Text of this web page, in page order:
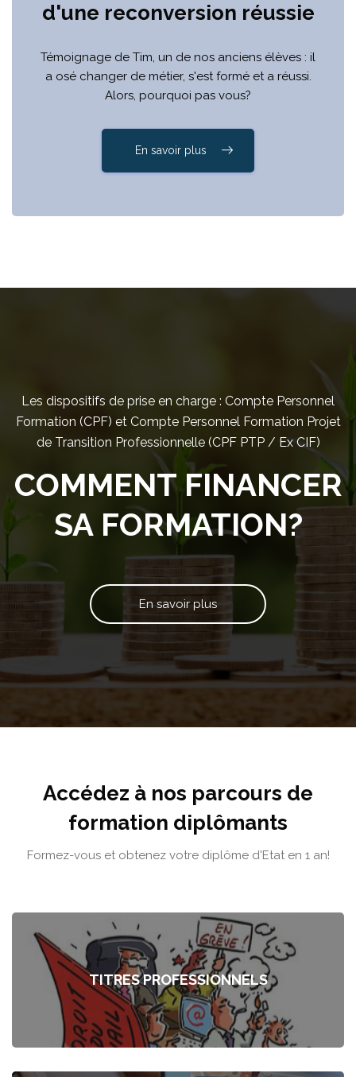
d'une reconversion réussie
Témoignage de Tim, un de nos anciens élèves : il
a osé changer de métier, s'est formé et a réussi.
Alors, pourquoi pas vous?
En savoir plus
Les dispositifs de prise en charge : Compte Personnel
Formation (CPF) et Compte Personnel Formation Projet
de Transition Professionnelle (CPF PTP / Ex CIF)
COMMENT FINANCER
SA FORMATION?
En savoir plus
Accédez à nos parcours de
formation diplômants
Formez-vous et obtenez votre diplôme d'Etat en 1 an!
TITRES PROFESSIONNELS